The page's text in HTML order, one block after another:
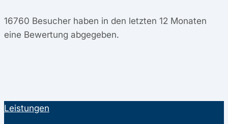
16760 Besucher haben in den letzten 12 Monaten
eine Bewertung abgegeben.
Leistungen